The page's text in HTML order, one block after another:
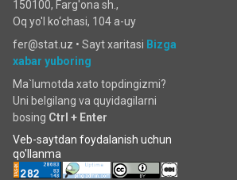
150100, Farg'ona sh.,
Oq yo'l ko‘chаsi, 104 a-uy
fer@stat.uz • Sayt xaritasi Bizga
xabar yuboring
Ma`lumotda xato topdingizmi?
Uni belgilang va quyidagilarni
bosing Ctrl + Enter
Veb-saytdan foydalanish uchun
qo'llanma